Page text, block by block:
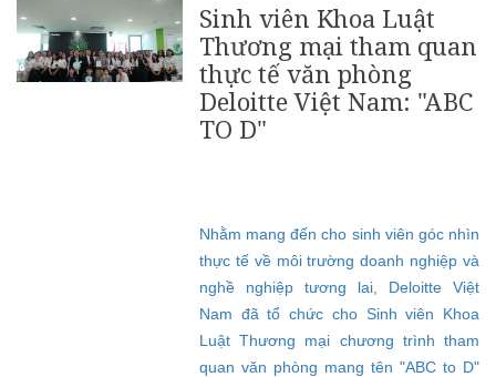
Sinh viên Khoa Luật
Thương mại tham quan
thực tế văn phòng
Deloitte Việt Nam: "ABC
TO D"
Nhằm mang đến cho sinh viên góc nhìn
thực tế về môi trường doanh nghiệp và
nghề nghiệp tương lai, Deloitte Việt
Nam đã tổ chức cho Sinh viên Khoa
Luật Thương mại chương trình tham
quan văn phòng mang tên "ABC to D"